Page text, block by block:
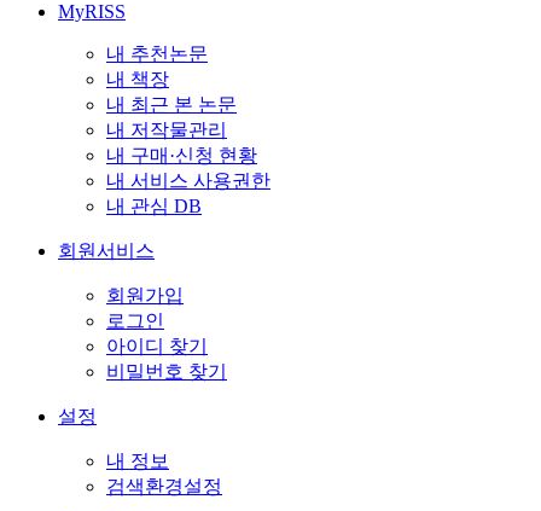
MyRISS
내 추천논문
내 책장
내 최근 본 논문
내 저작물관리
내 구매·신청 현황
내 서비스 사용권한
내 관심 DB
회원서비스
회원가입
로그인
아이디 찾기
비밀번호 찾기
설정
내 정보
검색환경설정